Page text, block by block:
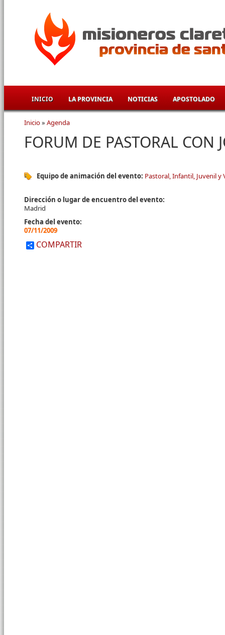
INICIO LA PROVINCIA NOTICIAS APOSTOLADO
Se encuentra usted aquí
Inicio» Agenda
FORUM DE PASTORAL CON
Equipo de animación del evento: Pastoral, Infantil, Juvenil y
Dirección o lugar de encuentro del evento:
Madrid
Fecha del evento:
07/11/2009
COMPARTIR